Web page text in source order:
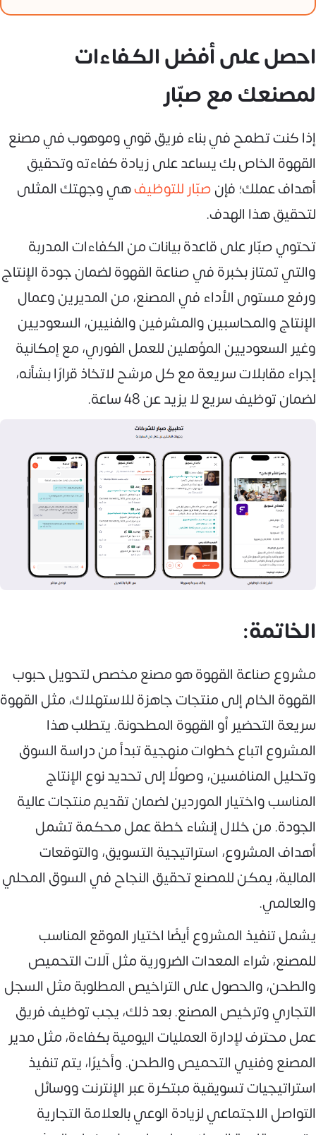
احصل على أفضل الكفاءات
لمصنعك مع صبّار
إذا كنت تطمح في بناء فريق قوي وموهوب في مصنع
القهوة الخاص بك يساعد على زيادة كفاءته وتحقيق
أهداف عملك؛ فإنصبّار للتوظيفهي وجهتك المثلى
لتحقيق هذا الهدف.
تحتوي صبّار على قاعدة بيانات من الكفاءات المدربة
والتي تمتاز بخبرة في صناعة القهوة لضمان جودة الإنتاج
ورفع مستوى الأداء في المصنع، من المديرين وعمال
الإنتاج والمحاسبين والمشرفين والفنيين، السعوديين
وغير السعوديين المؤهلين للعمل الفوري، مع إمكانية
إجراء مقابلات سريعة مع كل مرشح لاتخاذ قرارًا بشأنه،
لضمان توظيف سريع لا يزيد عن 48 ساعة.
الخاتمة:
مشروع صناعة القهوة هو مصنع مخصص لتحويل حبوب
القهوة الخام إلى منتجات جاهزة للاستهلاك، مثل القهوة
سريعة التحضير أو القهوة المطحونة. يتطلب هذا
المشروع اتباع خطوات منهجية تبدأ من دراسة السوق
وتحليل المنافسين، وصولًا إلى تحديد نوع الإنتاج
المناسب واختيار الموردين لضمان تقديم منتجات عالية
الجودة. من خلال إنشاء خطة عمل محكمة تشمل
أهداف المشروع، استراتيجية التسويق، والتوقعات
المالية، يمكن للمصنع تحقيق النجاح في السوق المحلي
والعالمي.
يشمل تنفيذ المشروع أيضًا اختيار الموقع المناسب
للمصنع، شراء المعدات الضرورية مثل آلات التحميص
والطحن، والحصول على التراخيص المطلوبة مثل السجل
التجاري وترخيص المصنع. بعد ذلك، يجب توظيف فريق
عمل محترف لإدارة العمليات اليومية بكفاءة، مثل مدير
المصنع وفنيي التحميص والطحن. وأخيرًا، يتم تنفيذ
استراتيجيات تسويقية مبتكرة عبر الإنترنت ووسائل
التواصل الاجتماعي لزيادة الوعي بالعلامة التجارية